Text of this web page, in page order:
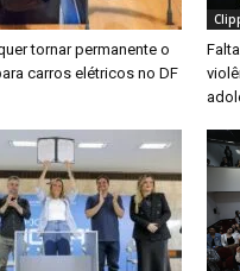
tornar permanente o
carros elétricos no DF